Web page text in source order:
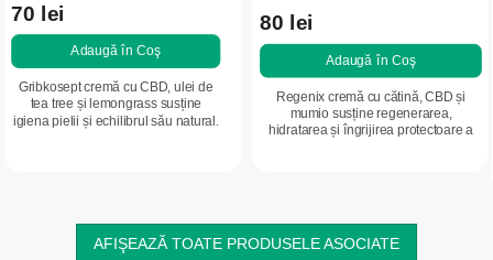
70 lei
Adaugă în Coş
Gribkosept cremă cu CBD, ulei de
tea tree și lemongrass susține
igiena pielii și echilibrul său natural.
80 lei
Adaugă în Coş
Regenix cremă cu cătină, CBD și
mumio susține regenerarea,
hidratarea și îngrijirea protectoare a
AFIŞEAZĂ TOATE PRODUSELE ASOCIATE